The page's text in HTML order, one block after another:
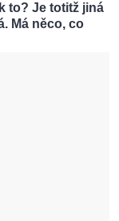
to? Je totitž jiná
Má něco, co